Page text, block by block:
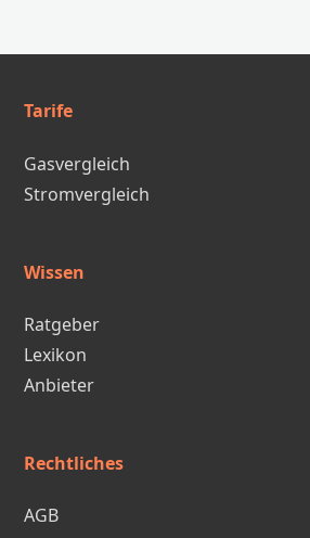
Tarife
Gasvergleich
Stromvergleich
Wissen
Ratgeber
Lexikon
Anbieter
Rechtliches
AGB